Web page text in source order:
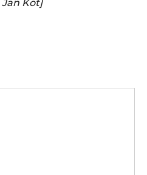
Jan Kot]